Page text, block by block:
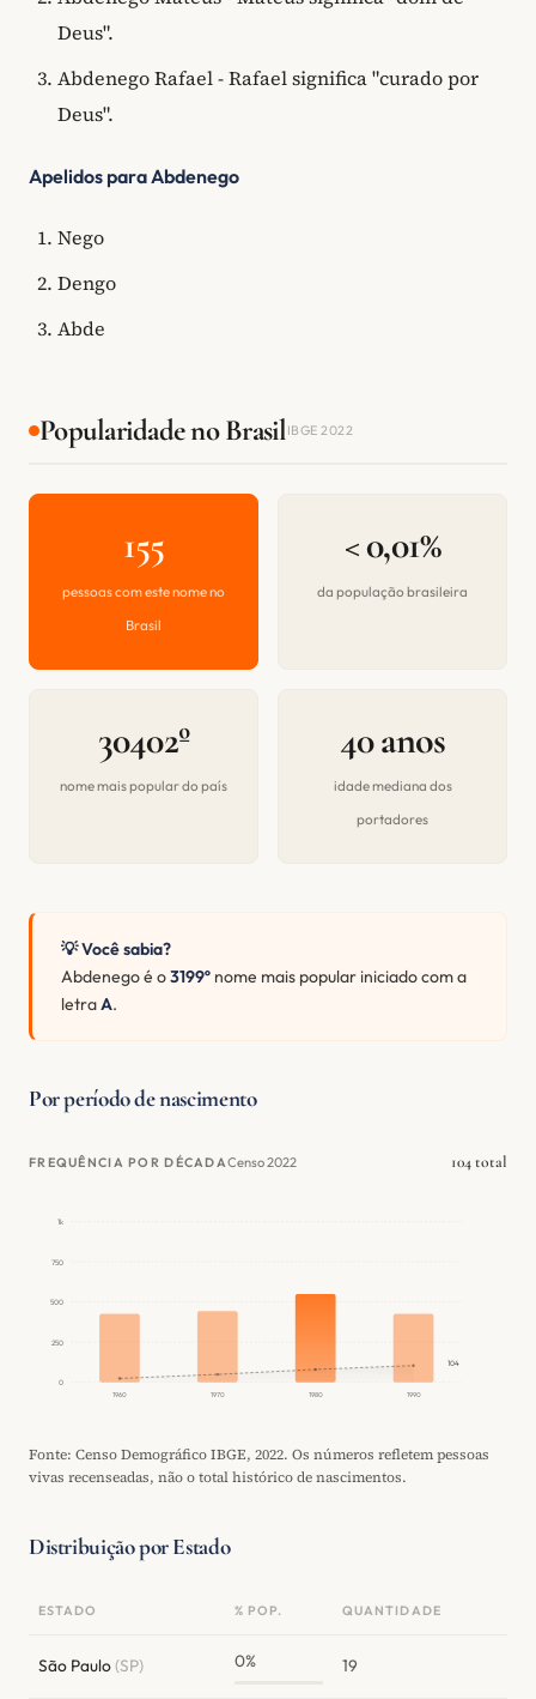
Deus".
Abdenego Rafael - Rafael significa "curado por
Deus".
Apelidos para Abdenego
Nego
Dengo
Abde
Popularidade no BrasilIBGE 2022
155
pessoas com este nome no
Brasil
< 0,01%
da população brasileira
30402º
nome mais popular do país
40 anos
idade mediana dos
portadores
💡 Você sabia?
Abdenego é o3199º nome mais popular iniciado com a
letraA.
Por período de nascimento
FREQUÊNCIA POR DÉCADACenso 2022 104 total
0
250
500
750
1k
1960 1970 1980 1990
104
Fonte: Censo Demográfico IBGE, 2022. Os números refletem pessoas
vivas recenseadas, não o total histórico de nascimentos.
Distribuição por Estado
ESTADO % POP. QUANTIDADE
São Paulo(SP) 0% 19